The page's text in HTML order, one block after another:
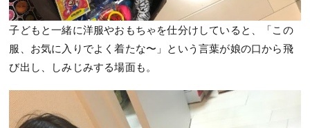
子どもと一緒に洋服やおもちゃを仕分けしていると、「この
服、お気に入りでよく着たな〜」という言葉が娘の口から飛
び出し、しみじみする場面も。